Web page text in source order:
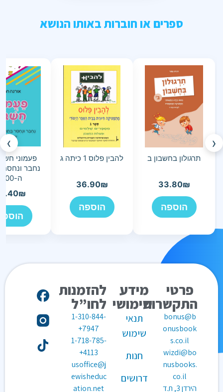
ספרים או חוברות באותו הנושא
‹
תרגולון בחשבון ב
33.80₪
הוספה
להבין פלוס 1 כיתה ג
36.90₪
הוספה
נחבר
ה-1000
₪
›
פרטי
התקשרות
bonus@b
onusbook
s.co.il
wizdi@bo
nusbooks.
co.il
הירדן 3, ת.ד
מידע
שימושי
תנאי
שימוש
חנות
דרושים
להזמנות
לחו”ל
1-310-844-
7947+
1-718-785-
4113+
usoffice@j
ewisheduc
ation.net